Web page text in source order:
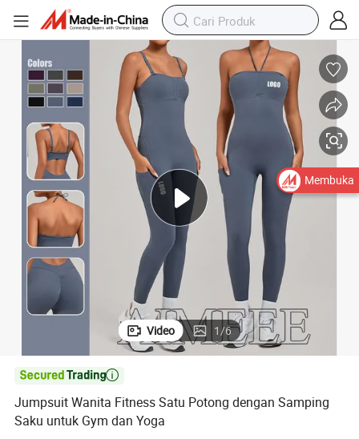
Video 1/6

Jumpsuit Wanita Fitness Satu Potong dengan Samping
Saku untuk Gym dan Yoga
Membuka